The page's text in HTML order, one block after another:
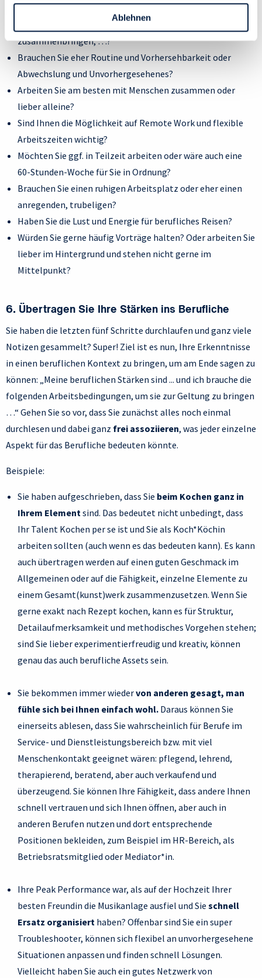
Ablehnen
Ideen entwickeln, Projekte umsetzen, Feinschliff
vornehmen und Fehler korrigieren, Menschen
zusammenbringen, …?
Brauchen Sie eher Routine und Vorhersehbarkeit oder
Abwechslung und Unvorhergesehenes?
Arbeiten Sie am besten mit Menschen zusammen oder
lieber alleine?
Sind Ihnen die Möglichkeit auf Remote Work und flexible
Arbeitszeiten wichtig?
Möchten Sie ggf. in Teilzeit arbeiten oder wäre auch eine
60-Stunden-Woche für Sie in Ordnung?
Brauchen Sie einen ruhigen Arbeitsplatz oder eher einen
anregenden, trubeligen?
Haben Sie die Lust und Energie für berufliches Reisen?
Würden Sie gerne häufig Vorträge halten? Oder arbeiten Sie
lieber im Hintergrund und stehen nicht gerne im
Mittelpunkt?
6. Übertragen Sie Ihre Stärken ins Berufliche
Sie haben die letzten fünf Schritte durchlaufen und ganz viele
Notizen gesammelt? Super! Ziel ist es nun, Ihre Erkenntnisse
in einen beruflichen Kontext zu bringen, um am Ende sagen zu
können: „Meine beruflichen Stärken sind ... und ich brauche die
folgenden Arbeitsbedingungen, um sie zur Geltung zu bringen
…“ Gehen Sie so vor, dass Sie zunächst alles noch einmal
durchlesen und dabei ganz frei assoziieren, was jeder einzelne
Aspekt für das Berufliche bedeuten könnte.
Beispiele:
Sie haben aufgeschrieben, dass Sie beim Kochen ganz in
Ihrem Elementsind. Das bedeutet nicht unbedingt, dass
Ihr Talent Kochen per se ist und Sie als Koch*Köchin
arbeiten sollten (auch wenn es das bedeuten kann). Es kann
auch übertragen werden auf einen guten Geschmack im
Allgemeinen oder auf die Fähigkeit, einzelne Elemente zu
einem Gesamt(kunst)werk zusammenzusetzen. Wenn Sie
gerne exakt nach Rezept kochen, kann es für Struktur,
Detailaufmerksamkeit und methodisches Vorgehen stehen;
sind Sie lieber experimentierfreudig und kreativ, können
genau das auch berufliche Assets sein.
Sie bekommen immer wiedervon anderen gesagt, man
fühle sich bei Ihnen einfach wohl. Daraus können Sie
einerseits ablesen, dass Sie wahrscheinlich für Berufe im
Service- und Dienstleistungsbereich bzw. mit viel
Menschenkontakt geeignet wären: pflegend, lehrend,
therapierend, beratend, aber auch verkaufend und
überzeugend. Sie können Ihre Fähigkeit, dass andere Ihnen
schnell vertrauen und sich Ihnen öffnen, aber auch in
anderen Berufen nutzen und dort entsprechende
Positionen bekleiden, zum Beispiel im HR-Bereich, als
Betriebsratsmitglied oder Mediator*in.
Ihre Peak Performance war, als auf der Hochzeit Ihrer
besten Freundin die Musikanlage ausfiel und Sie schnell
Ersatz organisiert haben? Offenbar sind Sie ein super
Troubleshooter, können sich flexibel an unvorhergesehene
Situationen anpassen und finden schnell Lösungen.
Vielleicht haben Sie auch ein gutes Netzwerk von